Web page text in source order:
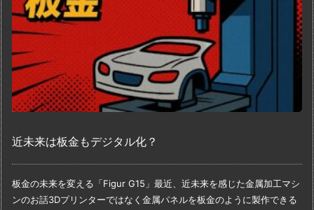
近未来は板金もデジタル化？
板金の未来を変える「Figur G15」 最近、近未来を感じた金属加工マシ
ンのお話3Dプリンターではなく 金属パネルを板金のように製作できる